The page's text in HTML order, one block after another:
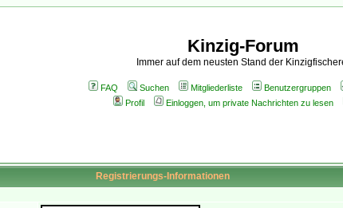
Kinzig-Forum
Immer auf dem neusten Stand der
FAQ Suchen Mitgliederliste Benutzergruppen
Profil
Einloggen, um private Nachrichten zu lesen
Registrierungs-Informationen